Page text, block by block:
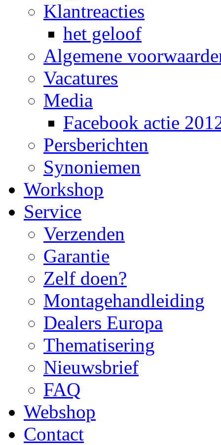
Klantreacties
het geloof
Algemene
Vacatures
Media
Facebook actie
Persberichten
Synoniemen
Workshop
Service
Verzenden
Garantie
Zelf doen?
Montagehandleiding
Dealers Europa
Thematisering
Nieuwsbrief
FAQ
Webshop
Contact